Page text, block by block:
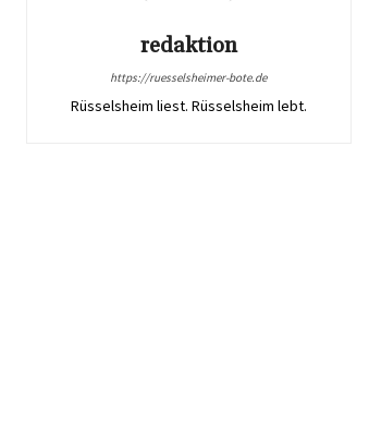
redaktion
https://ruesselsheimer-bote.de
Rüsselsheim liest. Rüsselsheim lebt.